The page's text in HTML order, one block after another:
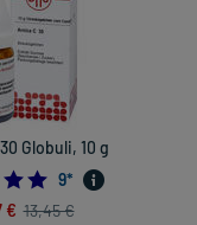
Globuli, 10 g
4.888888888888889
9*
€ 13,45 €